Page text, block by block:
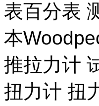
表百分表
本
推拉力计
扭力计 扭